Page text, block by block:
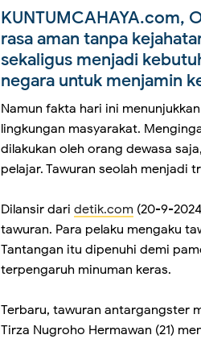
KUNTUMCAHAYA.com,
rasa aman tanpa
sekaligus menjadi
negara untuk menjamin
Namun fakta hari ini
lingkungan masyarakat.
dilakukan oleh orang dewasa
pelajar. Tawuran seolah menjadi
Dilansir dari detik.com (20-9-
tawuran. Para pelaku mengaku
Tantangan itu dipenuhi demi
terpengaruh minuman keras.
Terbaru, tawuran antargangster
Tirza Nugroho Hermawan (21)